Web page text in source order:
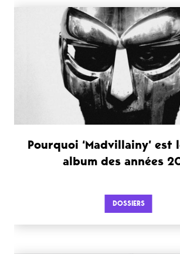
Pourquoi ‘Madvillainy’ est
album des années
DOSSIERS